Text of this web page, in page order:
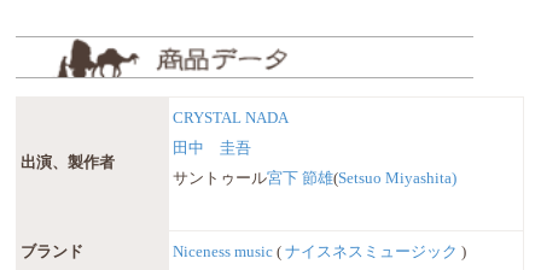
出演、製作者
CRYSTAL NADA
田中 圭吾
サントゥール宮下 節雄(Setsuo Miyashita)
ブランド Niceness music (ナイスネスミュージック )